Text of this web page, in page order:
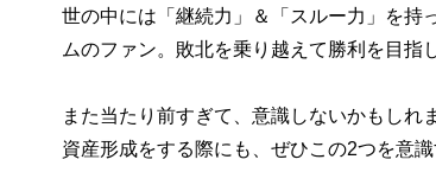
世の中には「継続力」＆「スルー力」を持
ムのファン。敗北を乗り越えて勝利を目指
また当たり前すぎて、意識しないかもしれ
資産形成をする際にも、ぜひこの2つを意識